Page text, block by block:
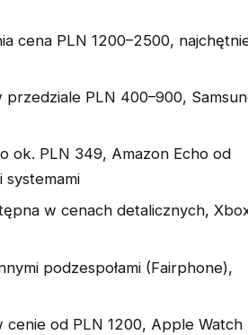
cena PLN 1200–2500,
PLN 400–900,
ok. PLN 349, Amazon Echo od
w cenach detalicznych,
podzespołami (Fairphone),
od PLN 1200, Apple Watch